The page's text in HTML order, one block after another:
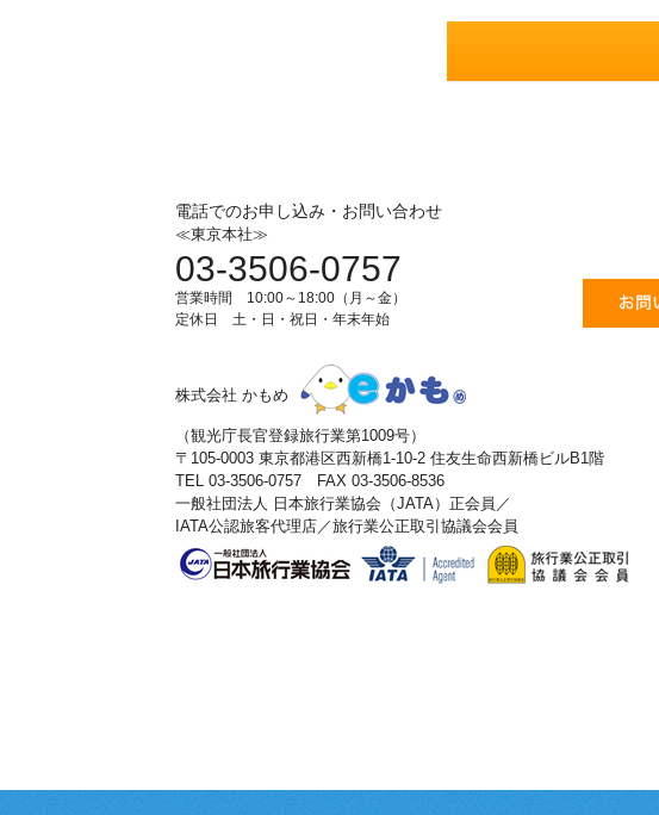
電話でのお申し込み・お問い合わせ
≪東京本社≫
03-3506-0757
営業時間 10:00～18:00（月～金）
定休日 土・日・祝日・年末年始
株式会社 かもめ
（観光庁長官登録旅行業第1009号）
〒105-0003 東京都港区西新橋1-10-2 住友生命西新橋ビルB1階
TEL 03-3506-0757 FAX 03-3506-8536
一般社団法人 日本旅行業協会（JATA）正会員／
IATA公認旅客代理店／旅行業公正取引協議会会員